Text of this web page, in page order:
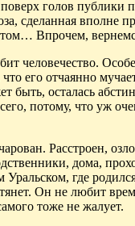
голов публики
сделанная вполне
… Впрочем,
человечество.
его отчаянно
быть, осталась
потому, что уж
Расстроен,
дома,
где
Он не любит
тоже не жалует.